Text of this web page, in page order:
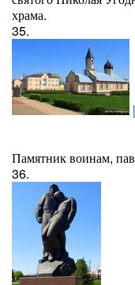
храма.
35.
Памятник воинам,
36.